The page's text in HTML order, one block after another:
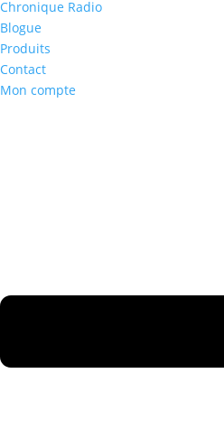
Chronique Radio
Blogue
Produits
Contact
Mon compte